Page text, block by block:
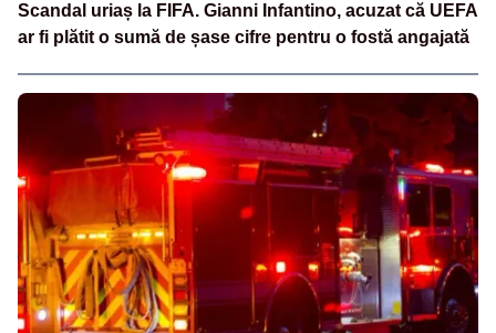
Scandal uriaș la FIFA. Gianni Infantino, acuzat că UEFA
ar fi plătit o sumă de șase cifre pentru o fostă angajată